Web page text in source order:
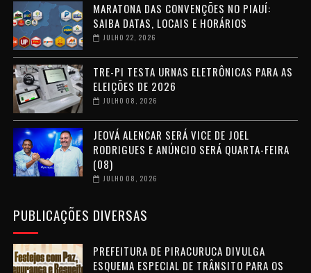
MARATONA DAS CONVENÇÕES NO PIAUÍ:
SAIBA DATAS, LOCAIS E HORÁRIOS
JULHO 22, 2026
TRE-PI TESTA URNAS ELETRÔNICAS PARA AS
ELEIÇÕES DE 2026
JULHO 08, 2026
JEOVÁ ALENCAR SERÁ VICE DE JOEL
RODRIGUES E ANÚNCIO SERÁ QUARTA-FEIRA
(08)
JULHO 08, 2026
PUBLICAÇÕES DIVERSAS
PREFEITURA DE PIRACURUCA DIVULGA
ESQUEMA ESPECIAL DE TRÂNSITO PARA OS